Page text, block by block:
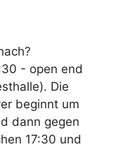
- open end
Die
beginnt um
dann gegen
17:30 und